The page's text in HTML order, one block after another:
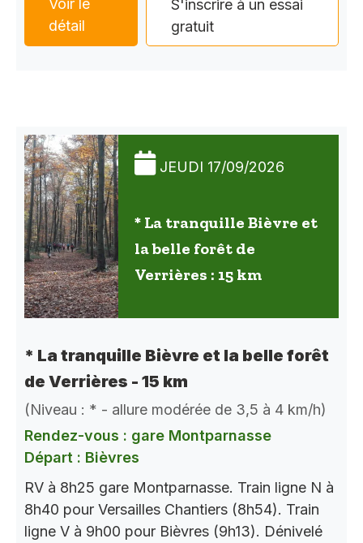
Voir le
détail
S'inscrire à un essai
gratuit
JEUDI 17/09/2026
* La tranquille Bièvre et
la belle forêt de
Verrières : 15 km
* La tranquille Bièvre et la belle forêt
de Verrières - 15 km
(Niveau : * - allure modérée de 3,5 à 4 km/h)
Rendez-vous : gare Montparnasse
Départ : Bièvres
RV à 8h25 gare Montparnasse. Train ligne N à
8h40 pour Versailles Chantiers (8h54). Train
ligne V à 9h00 pour Bièvres (9h13). Dénivelé